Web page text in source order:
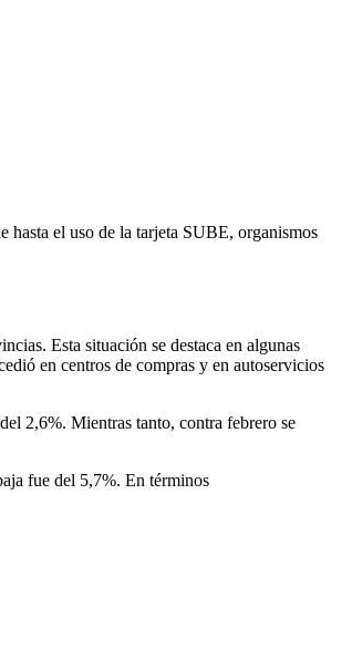
hasta el uso de la tarjeta SUBE, organismos
Esta situación se destaca en algunas
en centros de compras y en autoservicios
2,6%. Mientras tanto, contra febrero se
fue del 5,7%. En términos